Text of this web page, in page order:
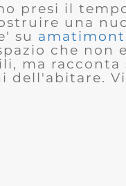
presi il
una
su
che non
ma racconta
dell'abitare.